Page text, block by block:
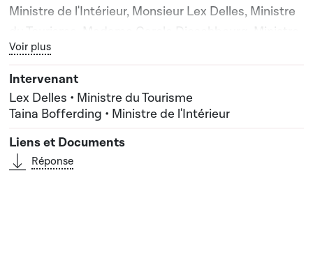
Ministre de l'Intérieur, Monsieur Lex Delles, Ministre
du Tourisme, Madame Carole Dieschbourg, Ministre
de l'Environnement, du Climat et du
Développement durable
Bouton graphique servant à afficher ou cacher tous les
Voir plus
Lex Delles • Ministre du Tourisme
Taina Bofferding • Ministre de l'Intérieur
Réponse